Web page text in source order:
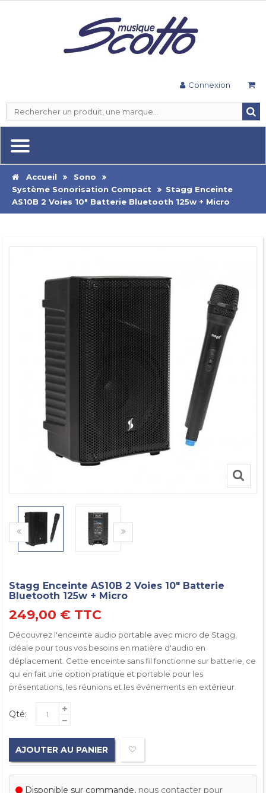
Connexion
Accueil
Sono
Système Sonorisation Compact
Stagg Enceinte
AS10B 2 Voies 10" Batterie Bluetooth 125w + Micro
Stagg Enceinte AS10B 2 Voies 10" Batterie
Bluetooth 125w + Micro
249,00 € TTC
Découvrez l'enceinte audio portable avec micro de Stagg,
idéale pour tous vos besoins en matière d'audio en
déplacement. Cette enceinte sans fil fonctionne sur batterie, ce
qui en fait une option pratique et portable pour les
présentations, les réunions et les événements en extérieur.
Qté:
AJOUTER AU PANIER
Disponible sur commande, nous contacter pour